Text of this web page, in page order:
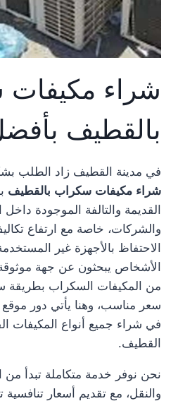
شراء
بالقطيف
في مدينة القطيف زاد الطلب
شراء مكيفات سكراب بالقطيف
القديمة والتالفة الموجودة داخل
والشركات، خاصة مع ارتفاع
الاحتفاظ بالأجهزة غير
الأشخاص يبحثون عن جهة
من المكيفات السكراب
سعر مناسب، وهنا يأتي دور
في شراء جميع أنواع المكيفات
القطيف.
نحن نوفر خدمة متكاملة تبدأ من
والنقل، مع تقديم أسعار